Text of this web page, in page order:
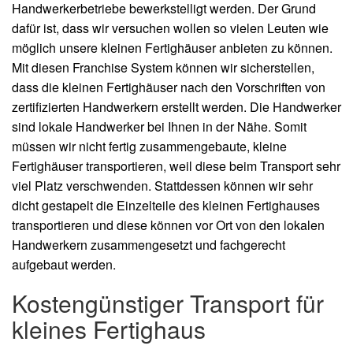
Handwerkerbetriebe bewerkstelligt werden. Der Grund
dafür ist, dass wir versuchen wollen so vielen Leuten wie
möglich unsere kleinen Fertighäuser anbieten zu können.
Mit diesen Franchise System können wir sicherstellen,
dass die kleinen Fertighäuser nach den Vorschriften von
zertifizierten Handwerkern erstellt werden. Die Handwerker
sind lokale Handwerker bei Ihnen in der Nähe. Somit
müssen wir nicht fertig zusammengebaute, kleine
Fertighäuser transportieren, weil diese beim Transport sehr
viel Platz verschwenden. Stattdessen können wir sehr
dicht gestapelt die Einzelteile des kleinen Fertighauses
transportieren und diese können vor Ort von den lokalen
Handwerkern zusammengesetzt und fachgerecht
aufgebaut werden.
Kostengünstiger Transport für
kleines Fertighaus